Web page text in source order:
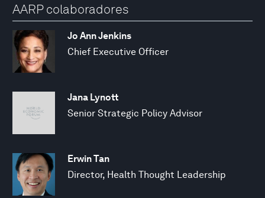
AARP colaboradores
Jo Ann Jenkins
Chief Executive Officer
Jana Lynott
Senior Strategic Policy Advisor
Erwin Tan
Director, Health Thought Leadership